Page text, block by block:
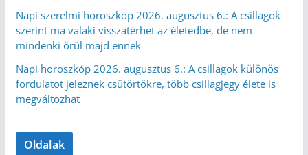
Napi szerelmi horoszkóp 2026. augusztus 6.: A csillagok
szerint ma valaki visszatérhet az életedbe, de nem
mindenki örül majd ennek
Napi horoszkóp 2026. augusztus 6.: A csillagok különös
fordulatot jeleznek csütörtökre, több csillagjegy élete is
megváltozhat
Oldalak